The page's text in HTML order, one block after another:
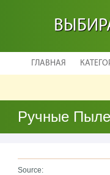
ГЛАВНАЯ
Ручные
Source: